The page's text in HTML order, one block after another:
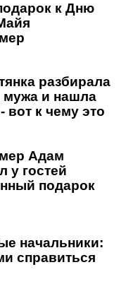
к Дню
что
разбирала
мужа и нашла
вот к чему это
Адам
у гостей
подарок
начальники:
справиться